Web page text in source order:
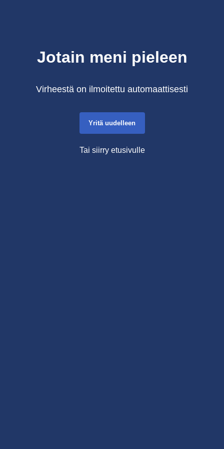
Jotain meni pieleen
Virheestä on ilmoitettu automaattisesti
Yritä uudelleen
Tai siirry etusivulle